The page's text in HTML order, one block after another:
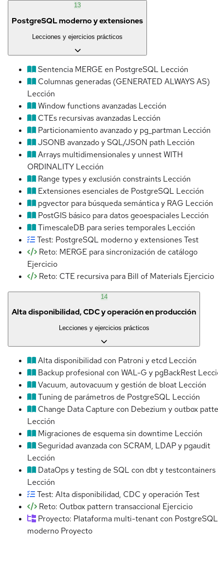
13
PostgreSQL moderno y extensiones
Lecciones y ejercicios prácticos
Sentencia MERGE en PostgreSQL Lección
Columnas generadas (GENERATED ALWAYS AS)
Lección
Window functions avanzadas Lección
CTEs recursivas avanzadas Lección
Particionamiento avanzado y pg_partman Lección
JSONB avanzado y SQL/JSON path Lección
Arrays multidimensionales y unnest WITH
ORDINALITY Lección
Range types y exclusión constraints Lección
Extensiones esenciales de PostgreSQL Lección
pgvector para búsqueda semántica y RAG Lección
PostGIS básico para datos geoespaciales Lección
TimescaleDB para series temporales Lección
Test: PostgreSQL moderno y extensionesTest
Reto: MERGE para sincronización de catálogo
Ejercicio
Reto: CTE recursiva para Bill of Materials Ejercicio
14
Alta disponibilidad, CDC y operación en producción
Lecciones y ejercicios prácticos
Alta disponibilidad con Patroni y etcd Lección
Backup profesional con WAL-G y pgBackRest
Vacuum, autovacuum y gestión de bloat Lección
Tuning de parámetros de PostgreSQL Lección
Change Data Capture con Debezium y outbox
Lección
Migraciones de esquema sin downtime Lección
Seguridad avanzada con SCRAM, LDAP y pgaudit
Lección
DataOps y testing de SQL con dbt y testcontainers
Lección
Test: Alta disponibilidad, CDC y operación Test
Reto: Outbox pattern transaccional Ejercicio
Proyecto: Plataforma multi-tenant con PostgreSQL
moderno Proyecto